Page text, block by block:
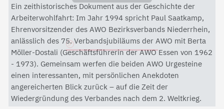
Mit dem Aktivieren des Videos akzeptieren Sie die
Datenschutzerklärung von YouTube.
Datenschutzerklärung
Ein zeithistorisches Dokument aus der Geschichte der
Arbeiterwohlfahrt: Im Jahr 1994 spricht Paul Saatkamp,
Ehrenvorsitzender des AWO Bezirksverbands Niederrhein,
anlässlich des 75. Verbandsjubiläums der AWO mit Berta
Möller-Dostali (Geschäftsführerin der AWO Essen von 1962
- 1973). Gemeinsam werfen die beiden AWO Urgesteine
einen interessanten, mit persönlichen Anekdoten
angereicherten Blick zurück – auf die Zeit der
Wiedergründung des Verbandes nach dem 2. Weltkrieg.